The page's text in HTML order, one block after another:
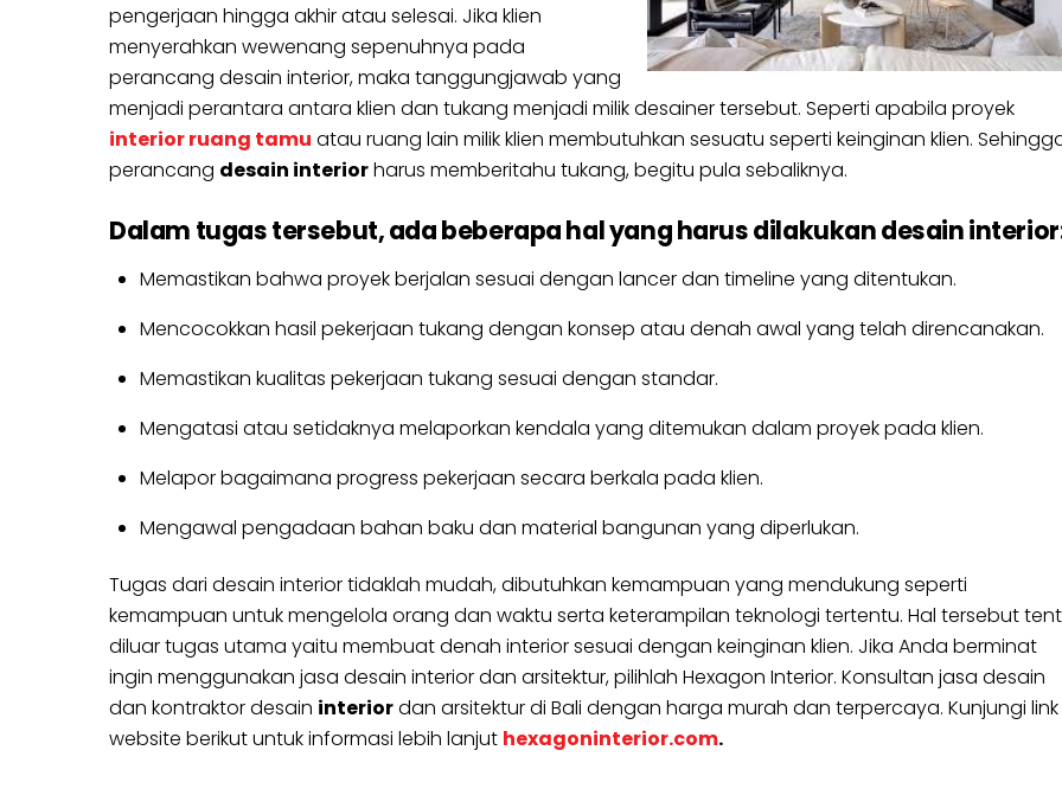
pengerjaan hingga akhir atau selesai. Jika klien
menyerahkan wewenang sepenuhnya pada
perancang desain interior, maka tanggungjawab yang
menjadi perantara antara klien dan tukang menjadi milik desainer tersebut. Seperti apabila proyek
interior ruang tamu atau ruang lain milik klien membutuhkan sesuatu seperti keinginan klien.
perancang desain interiorharus memberitahu tukang, begitu pula sebaliknya.
Dalam tugas tersebut, ada beberapa hal yang harus dilakukan desain
Memastikan bahwa proyek berjalan sesuai dengan lancer dan timeline yang ditentukan.
Mencocokkan hasil pekerjaan tukang dengan konsep atau denah awal yang telah direncanakan.
Memastikan kualitas pekerjaan tukang sesuai dengan standar.
Mengatasi atau setidaknya melaporkan kendala yang ditemukan dalam proyek pada klien.
Melapor bagaimana progress pekerjaan secara berkala pada klien.
Mengawal pengadaan bahan baku dan material bangunan yang diperlukan.
Tugas dari desain interior tidaklah mudah, dibutuhkan kemampuan yang mendukung seperti
kemampuan untuk mengelola orang dan waktu serta keterampilan teknologi tertentu. Hal tersebut
diluar tugas utama yaitu membuat denah interior sesuai dengan keinginan klien. Jika Anda berminat
ingin menggunakan jasa desain interior dan arsitektur, pilihlah Hexagon Interior. Konsultan jasa desain
dan kontraktor desain interiordan arsitektur di Bali dengan harga murah dan terpercaya. Kunjungi link
website berikut untuk informasi lebih lanjut hexagoninterior.com.